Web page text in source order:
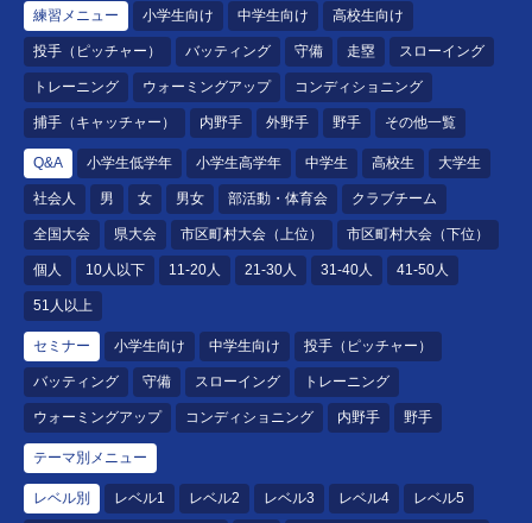
練習メニュー 小学生向け 中学生向け 高校生向け
投手（ピッチャー） バッティング 守備 走塁 スローイング
トレーニング ウォーミングアップ コンディショニング
捕手（キャッチャー） 内野手 外野手 野手 その他一覧
Q&A 小学生低学年 小学生高学年 中学生 高校生 大学生
社会人 男 女 男女 部活動・体育会 クラブチーム
全国大会 県大会 市区町村大会（上位） 市区町村大会（下位）
個人 10人以下 11-20人 21-30人 31-40人 41-50人
51人以上
セミナー 小学生向け 中学生向け 投手（ピッチャー）
バッティング 守備 スローイング トレーニング
ウォーミングアップ コンディショニング 内野手 野手
テーマ別メニュー
レベル別 レベル1 レベル2 レベル3 レベル4 レベル5